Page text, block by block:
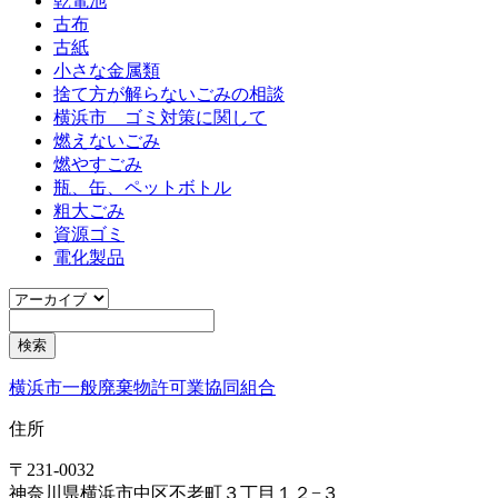
古布
古紙
小さな金属類
捨て方が解らないごみの相談
横浜市 ゴミ対策に関して
燃えないごみ
燃やすごみ
瓶、缶、ペットボトル
粗大ごみ
資源ゴミ
電化製品
横浜市一般廃棄物許可業協同組合
住所
〒231-0032
神奈川県横浜市中区不老町３丁目１２−３